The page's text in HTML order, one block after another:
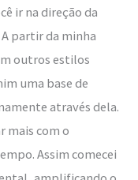
ir na direção da
partir da minha
outros estilos
uma base de
através dela.
mais com o
Assim comecei